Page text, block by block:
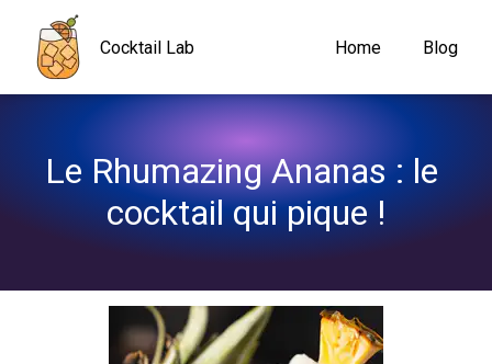
Cocktail Lab Home Blog
Le Rhumazing Ananas : le
cocktail qui pique !
Navigated to Le Rhumazing Ananas : le cocktail qui pique !